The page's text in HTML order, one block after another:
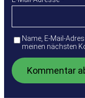
Name, E-Mail-
meinen nächsten